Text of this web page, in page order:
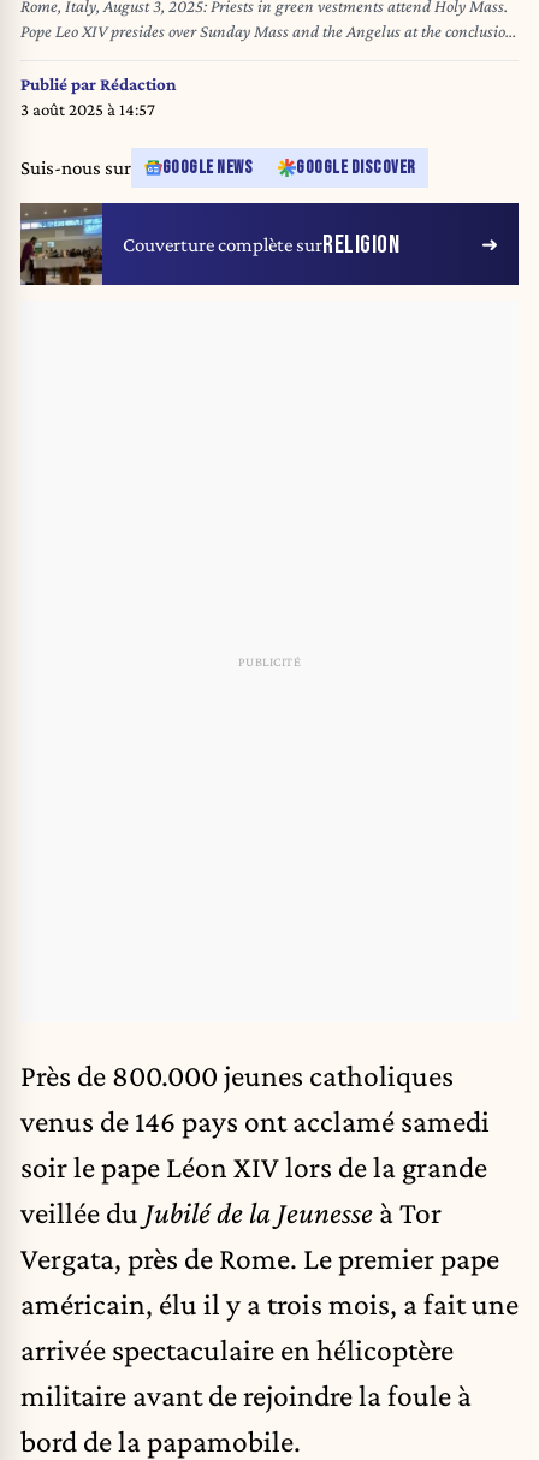
Rome, Italy, August 3, 2025: Priests in green vestments attend Holy Mass.
Pope Leo XIV presides over Sunday Mass and the Angelus at the conclusion
of the 2025 Jubilee of Youth Week at Tor Vergata. (Photo by marco
iacobucci/IPA/Sipa USA)
Publié parRédaction
3 août 2025 à 14:57
Suis-nous sur GOOGLE NEWS GOOGLE DISCOVER
Couverture complète surRELIGION
Près de 800.000 jeunes catholiques
venus de 146 pays ont acclamé samedi
soir le pape Léon XIV lors de la grande
veillée du Jubilé de la Jeunesse à Tor
Vergata, près de Rome. Le premier pape
américain, élu il y a trois mois, a fait une
arrivée spectaculaire en hélicoptère
militaire avant de rejoindre la foule à
bord de la papamobile.